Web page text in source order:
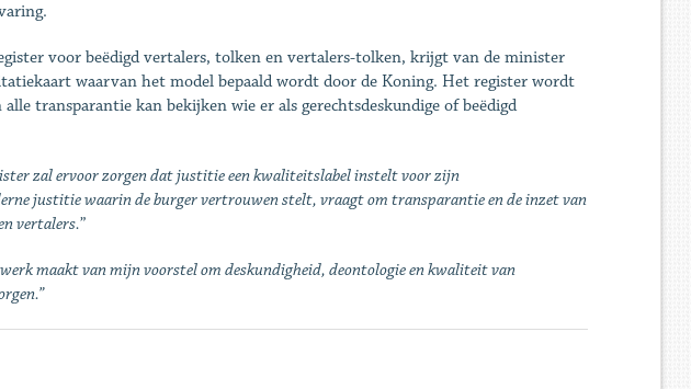
voor beëdigd vertalers, tolken en vertalers-tolken, krijgt van de minister
waarvan het model bepaald wordt door de Koning. Het register wordt
transparantie kan bekijken wie er als gerechtsdeskundige of beëdigd
zal ervoor zorgen dat justitie een kwaliteitslabel instelt voor zijn
justitie waarin de burger vertrouwen stelt, vraagt om transparantie en de inzet van
vertalers.”
maakt van mijn voorstel om deskundigheid, deontologie en kwaliteit van